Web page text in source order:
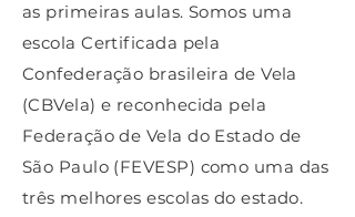
as primeiras aulas. Somos uma
escola Certificada pela
Confederação brasileira de Vela
(CBVela) e reconhecida pela
Federação de Vela do Estado de
São Paulo (FEVESP) como uma das
três melhores escolas do estado.